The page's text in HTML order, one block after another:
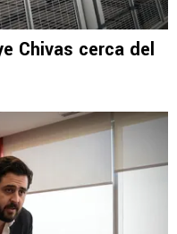
Chivas cerca del